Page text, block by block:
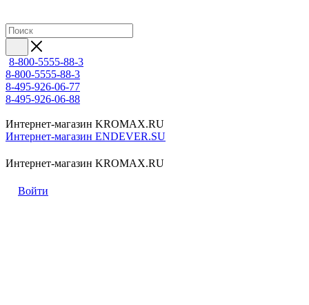
8-800-5555-88-3
8-800-5555-88-3
8-495-926-06-77
8-495-926-06-88
Интернет-магазин KROMAX.RU
Интернет-магазин ENDEVER.SU
Интернет-магазин KROMAX.RU
Войти